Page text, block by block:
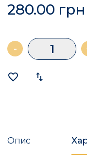
280.00 грн
-
favorite_border import_export
Опис